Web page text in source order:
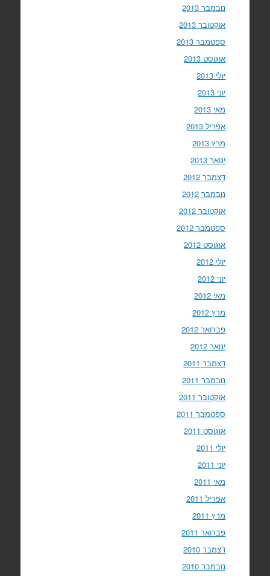
נובמבר 2013
אוקטובר 2013
ספטמבר 2013
אוגוסט 2013
יולי 2013
יוני 2013
מאי 2013
אפריל 2013
מרץ 2013
ינואר 2013
דצמבר 2012
נובמבר 2012
אוקטובר 2012
ספטמבר 2012
אוגוסט 2012
יולי 2012
יוני 2012
מאי 2012
מרץ 2012
פברואר 2012
ינואר 2012
דצמבר 2011
נובמבר 2011
אוקטובר 2011
ספטמבר 2011
אוגוסט 2011
יולי 2011
יוני 2011
מאי 2011
אפריל 2011
מרץ 2011
פברואר 2011
דצמבר 2010
נובמבר 2010